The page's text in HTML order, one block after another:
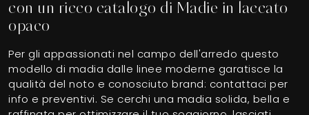
con un ricco catalogo di Madie in laccato
opaco
Per gli appassionati nel campo dell'arredo questo
modello di madia dalle linee moderne garatisce la
qualità del noto e conosciuto brand: contattaci per
info e preventivi. Se cerchi una madia solida, bella e